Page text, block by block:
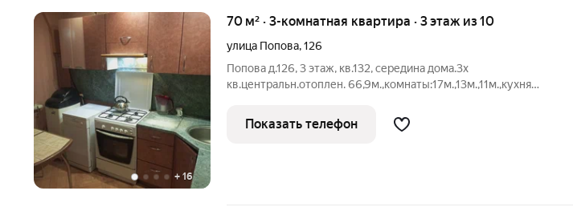
+ 16
70 м² · 3-комнатная квартира · 3 этаж из 10
улица Попова,126
Попова д.126, 3 этаж, кв.132, середина дома.3х
кв.центральн.отоплен. 66,9м.,комнаты:17м.,13м.,11м.,кухня
обои. 1 комната :побелено, линолеум,обои переклеивать.Коридор-
кухня: гипсокартон
Показать телефон